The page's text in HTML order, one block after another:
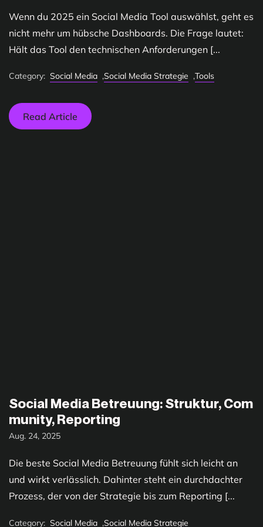
Wenn du 2025 ein Social Media Tool auswählst, geht es
nicht mehr um hübsche Dashboards. Die Frage lautet:
Hält das Tool den technischen Anforderungen [...
Category: Social Media ,Social Media Strategie ,Tools
Read Article
Social Media Betreuung: Struktur, Com
munity, Reporting
Aug. 24, 2025
Die beste Social Media Betreuung fühlt sich leicht an
und wirkt verlässlich. Dahinter steht ein durchdachter
Prozess, der von der Strategie bis zum Reporting [...
Category: Social Media ,Social Media Strategie